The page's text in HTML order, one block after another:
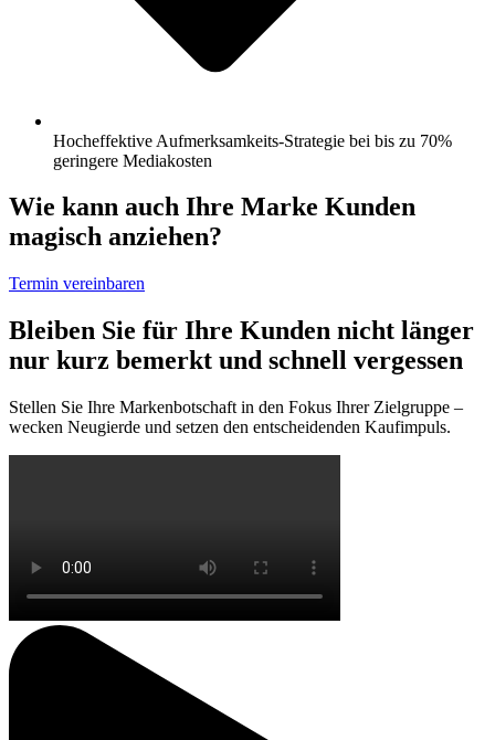
Hocheffektive Aufmerksamkeits-Strategie bei bis zu 70%
geringere Mediakosten
Wie kann auch Ihre Marke Kunden
magisch anziehen?
Termin vereinbaren
Bleiben Sie für Ihre Kunden nicht länger
nur kurz bemerkt und schnell vergessen
Stellen Sie Ihre Markenbotschaft in den Fokus Ihrer Zielgruppe –
wecken Neugierde und setzen den entscheidenden Kaufimpuls.